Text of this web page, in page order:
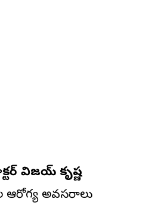
విజయ్ కృష్ణ
ఆరోగ్య అవసరాలు